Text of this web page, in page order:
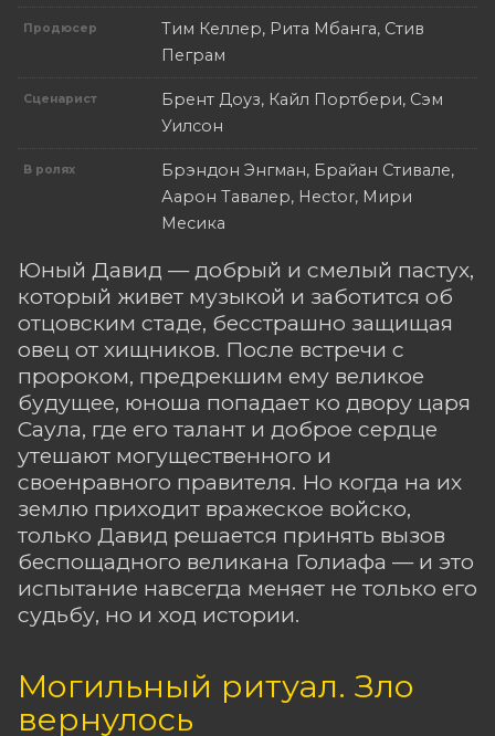
Продюсер
Тим Келлер, Рита Мбанга, Стив
Пеграм
Сценарист
Брент Доуз, Кайл Портбери, Сэм
Уилсон
В ролях
Брэндон Энгман, Брайан Стивале,
Аарон Тавалер, Hector, Мири
Месика
Юный Давид — добрый и смелый пастух,
который живет музыкой и заботится об
отцовским стаде, бесстрашно защищая
овец от хищников. После встречи с
пророком, предрекшим ему великое
будущее, юноша попадает ко двору царя
Саула, где его талант и доброе сердце
утешают могущественного и
своенравного правителя. Но когда на их
землю приходит вражеское войско,
только Давид решается принять вызов
беспощадного великана Голиафа — и это
испытание навсегда меняет не только его
судьбу, но и ход истории.
Могильный ритуал. Зло
вернулось